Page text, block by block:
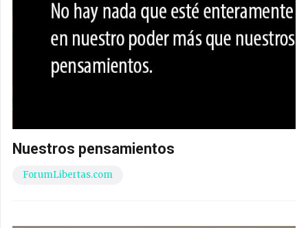
Nuestros pensamientos
ForumLibertas.com